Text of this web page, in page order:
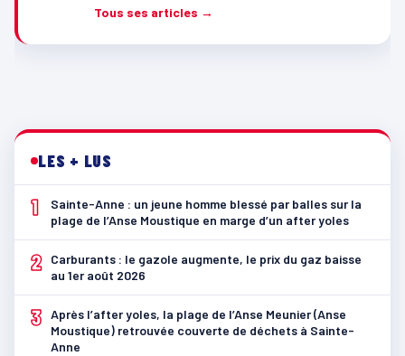
Tous ses articles →
LES + LUS
1
Sainte-Anne : un jeune homme blessé par balles sur la
plage de l’Anse Moustique en marge d’un after yoles
2
Carburants : le gazole augmente, le prix du gaz baisse
au 1er août 2026
3 Après l’after yoles, la plage de l’Anse Meunier (Anse
Moustique) retrouvée couverte de déchets à Sainte-
Anne